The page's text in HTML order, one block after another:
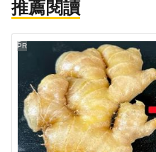
推薦閱讀
PR